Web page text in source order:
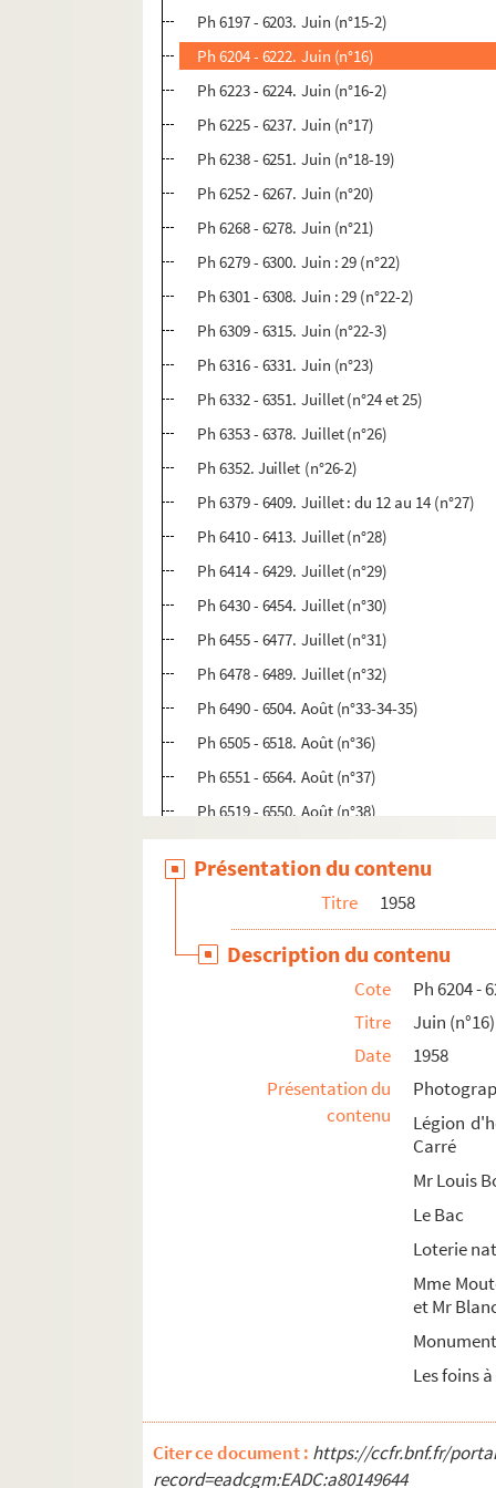
Ph 6197 - 6203. Juin (n°15-2)
Ph 6204 - 6222. Juin (n°16)
Ph 6223 - 6224. Juin (n°16-2)
Ph 6225 - 6237. Juin (n°17)
Ph 6238 - 6251. Juin (n°18-19)
Ph 6252 - 6267. Juin (n°20)
Ph 6268 - 6278. Juin (n°21)
Ph 6279 - 6300. Juin : 29 (n°22)
Ph 6301 - 6308. Juin : 29 (n°22-2)
Ph 6309 - 6315. Juin (n°22-3)
Ph 6316 - 6331. Juin (n°23)
Ph 6332 - 6351. Juillet (n°24 et 25)
Ph 6353 - 6378. Juillet (n°26)
Ph 6352. Juillet (n°26-2)
Ph 6379 - 6409. Juillet : du 12 au 14 (n°27)
Ph 6410 - 6413. Juillet (n°28)
Ph 6414 - 6429. Juillet (n°29)
Ph 6430 - 6454. Juillet (n°30)
Ph 6455 - 6477. Juillet (n°31)
Ph 6478 - 6489. Juillet (n°32)
Ph 6490 - 6504. Août (n°33-34-35)
Ph 6505 - 6518. Août (n°36)
Ph 6551 - 6564. Août (n°37)
Ph 6519 - 6550. Août (n°38)
Ph 6565 - 6580. Août (n°39)
Ph 6581 - 6592. Août (n°40)
Ph 6593 - 6614. Août (n°41)
Ph 6615 - 6642. septembre (n°42)
Ph 6643 - 6652. septembre (n°43)
Ph 6653 - 6663. septembre (n°44)
Ph 6664 - 6680. septembre (n°45)
Ph 6681 - 6694. septembre (n°46)
Ph 6695 - 6701. septembre (n°47)
Ph 6702 - 6731. septembre (n°48)
Ph 6732 - 6741. septembre (n°49)
Ph 6742 - 6757. septembre (n°50)
Ph 6840 - 6851. octobre (n°56)
Ph 6852 - 6853. octobre (n°57)
Présentation du contenu
Titre 1958
Description du contenu
Cote
Ph 6204 -
Titre
Juin (n°16)
Date
1958
Présentation du
contenu
Légion
Carré
Mr Louis
Le Bac
Loterie
Mme
et Mr
Les foins
Citer ce document : https://ccfr.bnf.fr/
record=eadcgm:EADC:a80149644